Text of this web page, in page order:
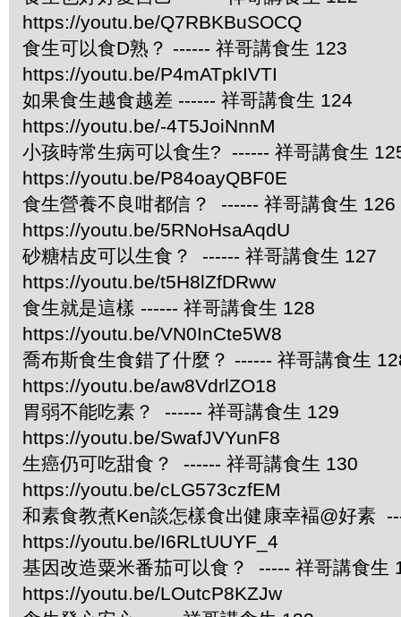
https://youtu.be/Q7RBKBuSOCQ
食生可以食D熟？ ------ 祥哥講食生 123
https://youtu.be/P4mATpkIVTI
如果食生越食越差 ------ 祥哥講食生 124
https://youtu.be/-4T5JoiNnnM
小孩時常生病可以食生? ------ 祥哥講食生
https://youtu.be/P84oayQBF0E
食生營養不良咁都信？ ------ 祥哥講食生 126
https://youtu.be/5RNoHsaAqdU
砂糖桔皮可以生食？ ------ 祥哥講食生 127
https://youtu.be/t5H8lZfDRww
食生就是這樣 ------ 祥哥講食生 128
https://youtu.be/VN0InCte5W8
喬布斯食生食錯了什麼？ ------ 祥哥講食生
https://youtu.be/aw8VdrlZO18
胃弱不能吃素？ ------ 祥哥講食生 129
https://youtu.be/SwafJVYunF8
生癌仍可吃甜食？ ------ 祥哥講食生 130
https://youtu.be/cLG573czfEM
和素食教煮Ken談怎樣食出健康幸褔@好素
https://youtu.be/I6RLtUUYF_4
基因改造粟米番茄可以食？ ----- 祥哥講食生
https://youtu.be/LOutcP8KZJw